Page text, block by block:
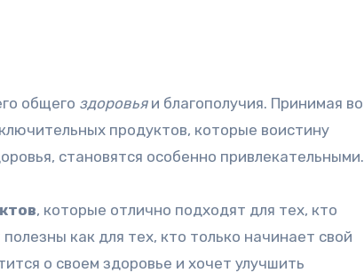
общего здоровьяи благополучия. Принимая во
продуктов, которые воистину
становятся особенно привлекательными.
, которые отлично подходят для тех, кто
как для тех, кто только начинает свой
о своем здоровье и хочет улучшить